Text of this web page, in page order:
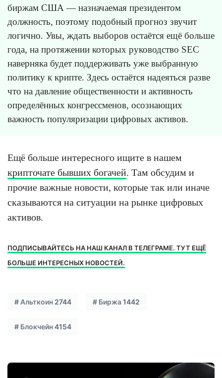
биржам США — назначаемая президентом
должность, поэтому подобный прогноз звучит
логично. Увы, ждать выборов остаётся ещё больше
года, на протяжении которых руководство SEC
наверняка будет поддерживать уже выбранную
политику к крипте. Здесь остаётся надеяться разве
что на давление общественности и активность
определённых конгрессменов, осознающих
важность популяризации цифровых активов.
Ещё больше интересного ищите в нашем
крипточате бывших богачей. Там обсудим и
прочие важные новости, которые так или иначе
сказываются на ситуации на рынке цифровых
активов.
ПОДПИСЫВАЙТЕСЬ НА НАШ КАНАЛ В ТЕЛЕГРАМЕ. ТУТ ЕЩЁ
БОЛЬШЕ ИНТЕРЕСНЫХ НОВОСТЕЙ.
# Альткоин 2744 # Биржа 1442
# Блокчейн4154